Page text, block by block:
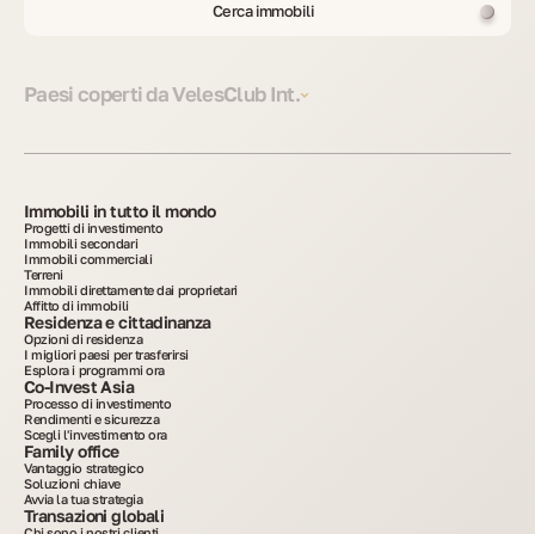
Cerca immobili
Paesi coperti da VelesClub Int.
Immobili in tutto il mondo
Progetti di investimento
Immobili secondari
Immobili commerciali
Terreni
Immobili direttamente dai proprietari
Affitto di immobili
Residenza e cittadinanza
Opzioni di residenza
I migliori paesi per trasferirsi
Esplora i programmi ora
Co-Invest Asia
Processo di investimento
Rendimenti e sicurezza
Scegli l'investimento ora
Family office
Vantaggio strategico
Soluzioni chiave
Avvia la tua strategia
Transazioni globali